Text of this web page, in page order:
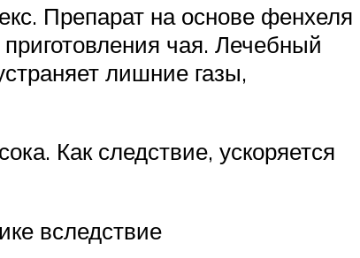
Препарат на основе фенхеля
чая. Лечебный
лишние газы,
Как следствие, ускоряется
вследствие